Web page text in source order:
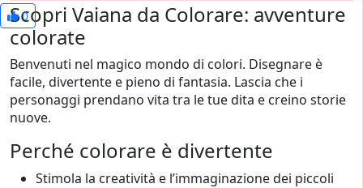
0
Scopri Vaiana da Colorare: avventure
colorate
Benvenuti nel magico mondo di colori. Disegnare è
facile, divertente e pieno di fantasia. Lascia che i
personaggi prendano vita tra le tue dita e creino storie
nuove.
Perché colorare è divertente
Stimola la creatività e l’immaginazione dei piccoli